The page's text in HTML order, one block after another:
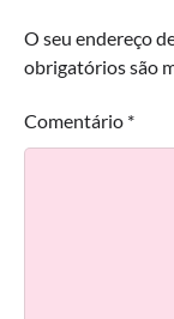
O seu endereço
obrigatórios são
Comentário *